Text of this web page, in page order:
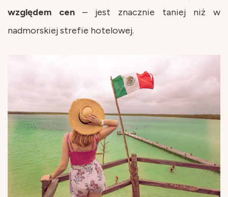
względem cen – jest znacznie taniej niż w
nadmorskiej strefie hotelowej.